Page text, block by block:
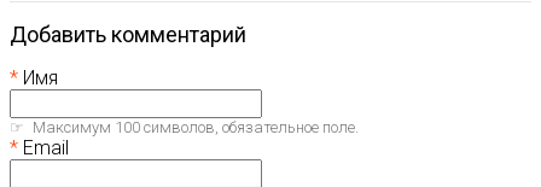
Добавить комментарий
Имя
Максимум 100 символов, обязательное поле.
Email